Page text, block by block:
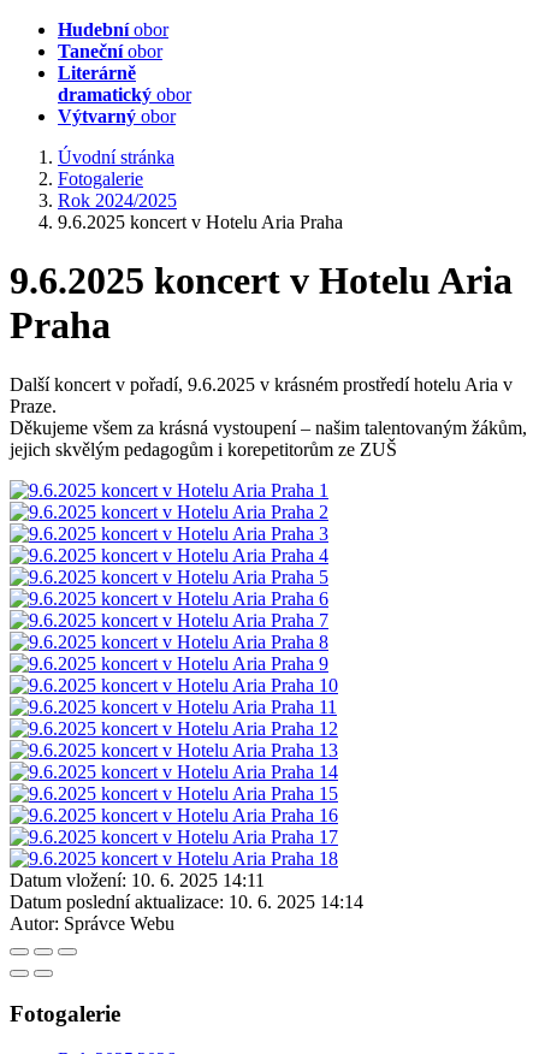
Hudebníobor
Tanečníobor
Literárně
dramatický obor
Výtvarný obor
Úvodní stránka
Fotogalerie
Rok 2024/2025
9.6.2025 koncert v Hotelu Aria Praha
9.6.2025 koncert v Hotelu Aria
Praha
Další koncert v pořadí, 9.6.2025 v krásném prostředí hotelu Aria v
Praze.
Děkujeme všem za krásná vystoupení – našim talentovaným žákům,
jejich skvělým pedagogům i korepetitorům ze ZUŠ
Datum vložení: 10. 6. 2025 14:11
Datum poslední aktualizace: 10. 6. 2025 14:14
Autor: Správce Webu
Fotogalerie